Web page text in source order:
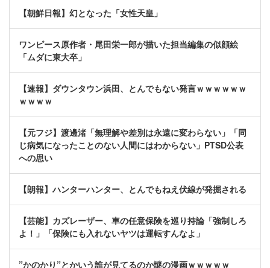
【朝鮮日報】幻となった「女性天皇」
ワンピース原作者・尾田栄一郎が描いた担当編集の似顔絵
「ムダに東大卒」
【速報】ダウンタウン浜田、とんでもない発言ｗｗｗｗｗｗ
ｗｗｗｗ
【元フジ】渡邊渚「無理解や差別は永遠に変わらない」「同
じ病気になったことのない人間にはわからない」PTSD公表
への思い
【朗報】ハンターハンター、とんでもねえ伏線が発掘される
【芸能】カズレーザー、車の任意保険を巡り持論「強制しろ
よ！」「保険にも入れないヤツは運転すんなよ」
”かのかり”とかいう誰が見てるのか謎の漫画ｗｗｗｗｗ